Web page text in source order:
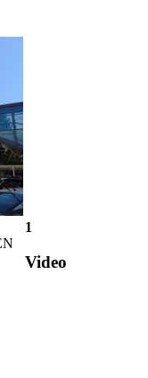
1
Video